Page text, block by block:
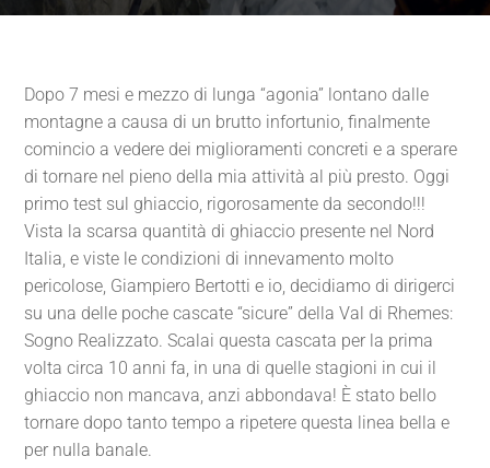
Dopo 7 mesi e mezzo di lunga “agonia” lontano dalle
montagne a causa di un brutto infortunio, finalmente
comincio a vedere dei miglioramenti concreti e a sperare
di tornare nel pieno della mia attività al più presto. Oggi
primo test sul ghiaccio, rigorosamente da secondo!!!
Vista la scarsa quantità di ghiaccio presente nel Nord
Italia, e viste le condizioni di innevamento molto
pericolose, Giampiero Bertotti e io, decidiamo di dirigerci
su una delle poche cascate “sicure” della Val di Rhemes:
Sogno Realizzato. Scalai questa cascata per la prima
volta circa 10 anni fa, in una di quelle stagioni in cui il
ghiaccio non mancava, anzi abbondava! È stato bello
tornare dopo tanto tempo a ripetere questa linea bella e
per nulla banale.